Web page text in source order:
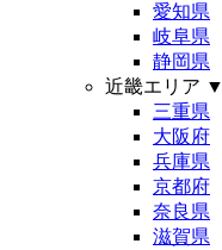
愛知県
岐阜県
静岡県
近畿エリア ▼
三重県
大阪府
兵庫県
京都府
奈良県
滋賀県